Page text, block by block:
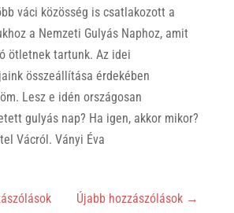
váci közösség is csatlakozott a
a Nemzeti Gulyás Naphoz, amit
ötletnek tartunk. Az idei
összeállítása érdekében
Lesz e idén országosan
gulyás nap? Ha igen, akkor mikor?
Vácról. Ványi Éva
Újabb hozzászólások →